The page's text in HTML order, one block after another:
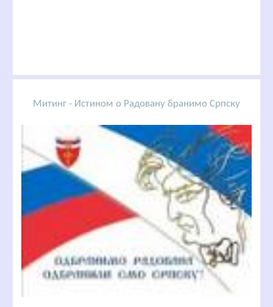
Митинг - Истином о Радовану бранимо Српску